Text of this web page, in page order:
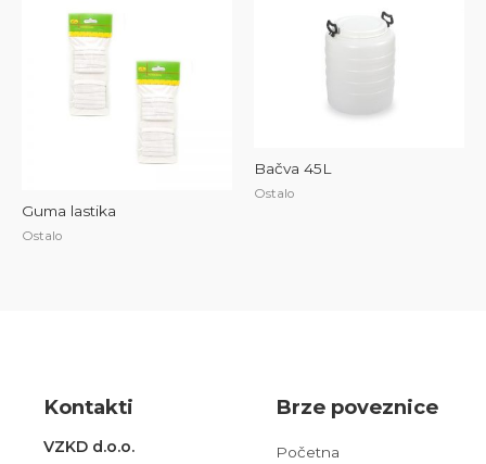
Guma lastika
Ostalo
Bačva 45L
Ostalo
Kontakti
VZKD d.o.o.
Brze poveznice
Početna